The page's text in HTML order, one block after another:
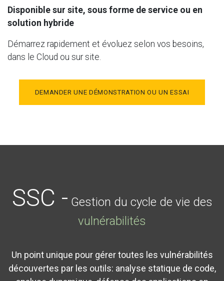
Disponible sur site, sous forme de service ou en
solution hybride
Démarrez rapidement et évoluez selon vos besoins,
dans le Cloud ou sur site.
DEMANDER UNE DÉMONSTRATION OU UN ESSAI
SSC - Gestion du cycle de vie des
vulnérabilités
Un point unique pour gérer toutes les vulnérabilités
découvertes par les outils: analyse statique de code,